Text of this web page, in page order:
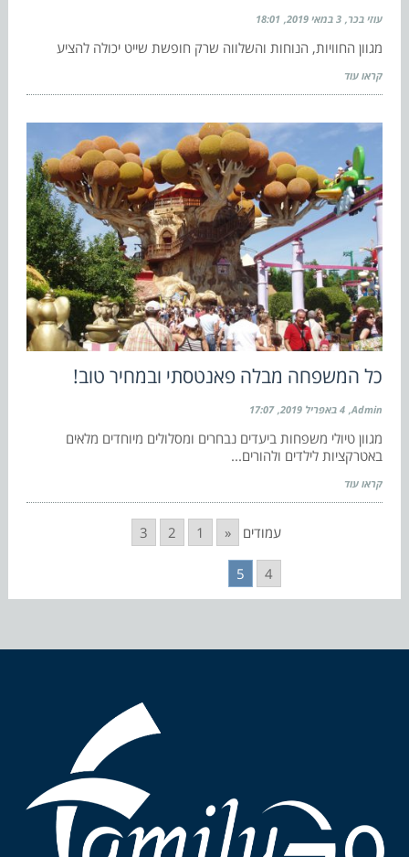
עוזי בכר 3 במאי 2019 18:01
מגוון החוויות, הנוחות והשלווה שרק חופשת שייט יכולה להציע
קראו עוד
כל המשפחה מבלה פאנטסתי ובמחיר טוב!
Admin 4 באפריל 2019 17:07
מגוון טיולי משפחות ביעדים נבחרים ומסלולים מיוחדים מלאים
באטרקציות לילדים ולהורים...
קראו עוד
עמודים «
1
2
3
4
5